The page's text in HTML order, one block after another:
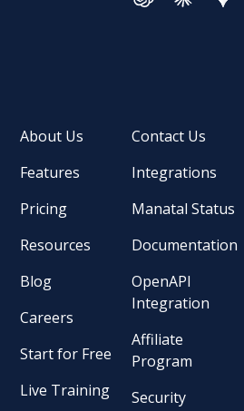
About Us
Features
Pricing
Resources
Blog
Careers
Start for Free
Live Training
Contact Us
Integrations
Manatal Status
Documentation
OpenAPI
Integration
Affiliate
Program
Security